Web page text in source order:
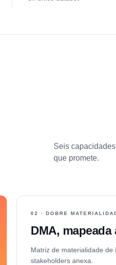
Seis
que promete.
02 · DOBRE
DMA,
Matriz de materialidade de
stakeholders anexa.